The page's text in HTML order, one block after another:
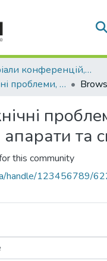
Матеріали конференцій, семінарів і т.п.
Радіотехнічні проблеми, сигнали, апарати та системи
та
this community
handle/123456789/